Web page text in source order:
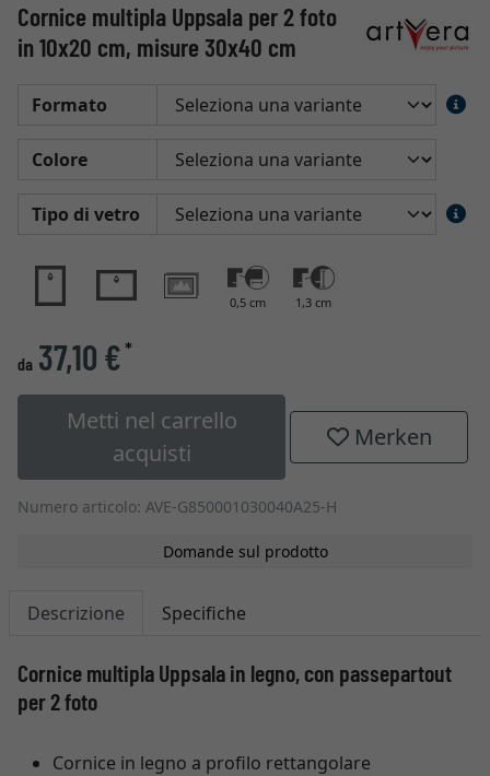
Cornice multipla Uppsala per 2 foto
in 10x20 cm, misure 30x40 cm
Formato
Colore
Tipo di vetro
0,5 cm 1,3 cm
da 37,10 €*
Metti nel carrello
acquisti
Merken
Numero articolo: AVE-G850001030040A25-H
Domande sul prodotto
Descrizione Specifiche
Cornice multipla Uppsala in legno, con passepartout
per 2 foto
Cornice in legno a profilo rettangolare